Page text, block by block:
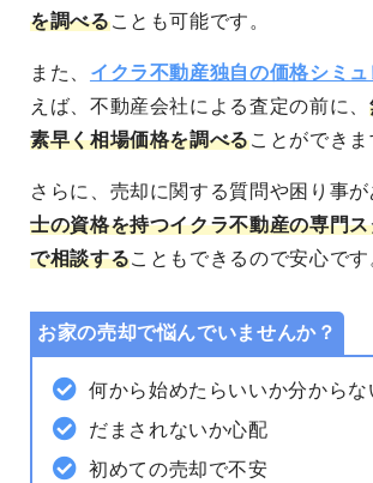
を調べることも可能です。
また、 イクラ不動産独自の価格シミ
えば、不動産会社による査定の前に、
素早く相場価格を調べることができま
さらに、売却に関する質問や困り事
士の資格を持つイクラ不動産の専門
で相談することもできるので安心です
お家の売却で悩んでいませんか？
何から始めたらいいか分からな
だまされないか心配
初めての売却で不安